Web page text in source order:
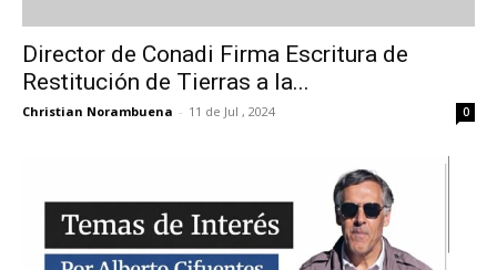
Director de Conadi Firma Escritura de
Restitución de Tierras a la...
Christian Norambuena - 11 de Jul , 2024 0